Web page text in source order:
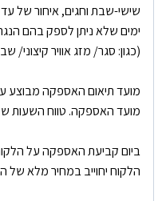
ימים שלא ניתן לספק בהם
(כגון: סגר/ מזג אוויר קיצוני/
מועד תיאום האספקה מבוצע
מועד האספקה. טווח השעות של
ביום קביעת האספקה על
הלקוח יחוייב במחיר מלא של